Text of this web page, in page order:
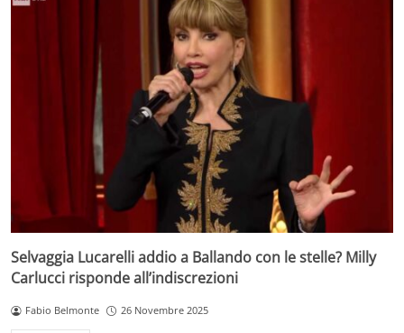
Selvaggia Lucarelli addio a Ballando con le stelle? Milly
Carlucci risponde all’indiscrezioni
Fabio Belmonte 26 Novembre 2025